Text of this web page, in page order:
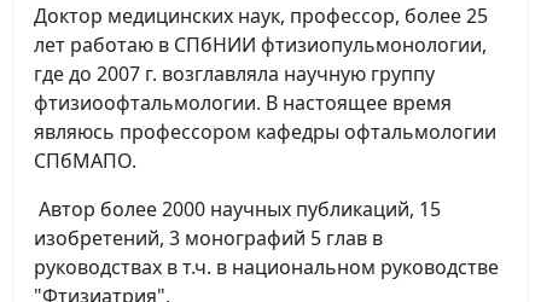
Доктор медицинских наук, профессор, более 25
лет работаю в СПбНИИ фтизиопульмонологии,
где до 2007 г. возглавляла научную группу
фтизиоофтальмологии. В настоящее время
являюсь профессором кафедры офтальмологии
СПбМАПО.
Автор более 2000 научных публикаций, 15
изобретений, 3 монографий 5 глав в
руководствах в т.ч. в национальном руководстве
"Фтизиатрия".